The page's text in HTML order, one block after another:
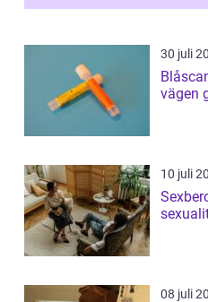
30 juli
Blåscancer symtom,
vägen
10 juli
08 juli